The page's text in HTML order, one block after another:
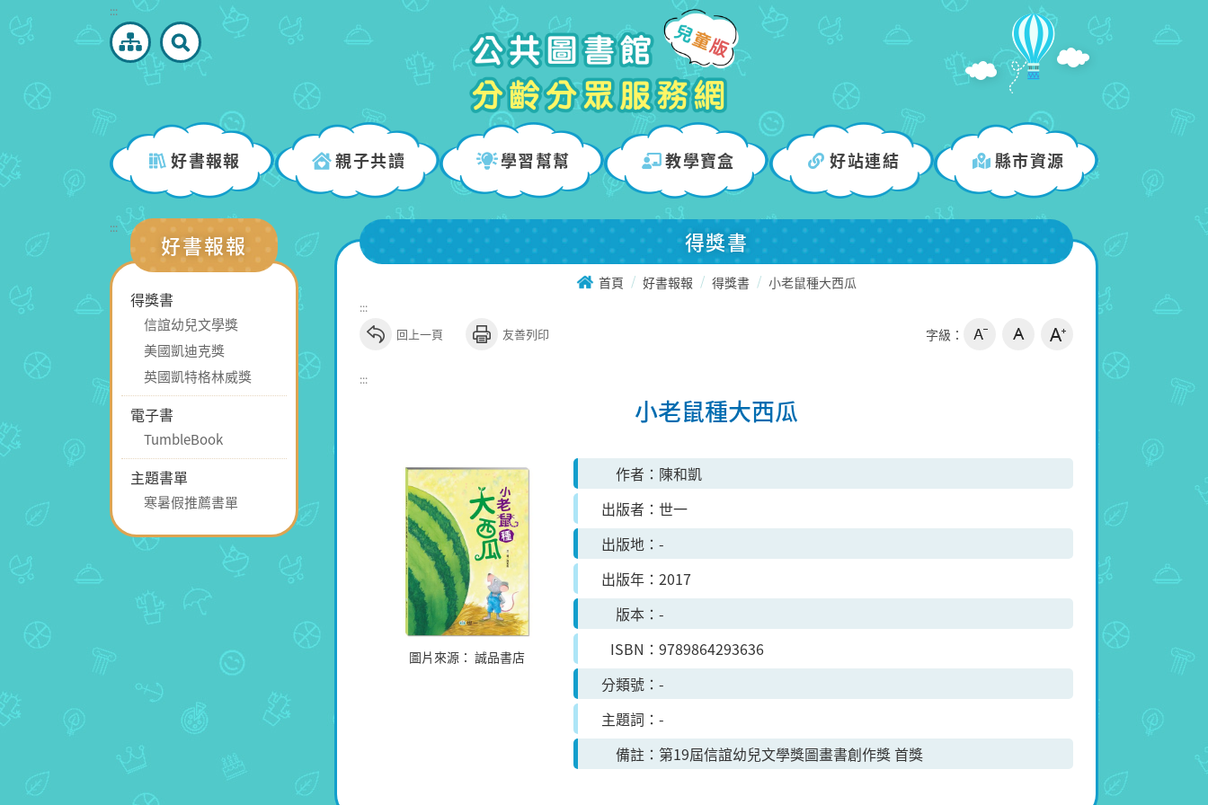
到
塊
:::
好書報報 親子共讀 學習幫幫 教學寶盒 好站連結 縣市資源
:::
好書報報
得獎書
信誼幼兒文學獎
美國凱迪克獎
英國凱特格林威獎
電子書
TumbleBook
主題書單
寒暑假推薦書單
得獎書
首頁 好書報報 得獎書 小老鼠種大西瓜
:::
回上一頁 友善列印 字級：
:::
小老鼠種大西瓜
圖片來源： 誠品書店
作者
陳和凱
出版者
世一
出版地
-
出版年
2017
版本
-
ISBN
9789864293636
分類號
-
主題詞
-
備註
第19屆信誼幼兒文學獎圖畫書創作獎 首獎